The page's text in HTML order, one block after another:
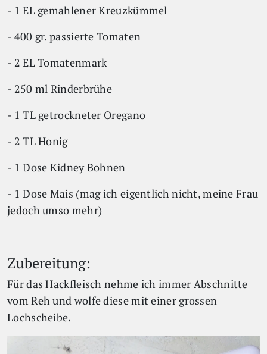
- 1 EL gemahlener Kreuzkümmel
- 400 gr. passierte Tomaten
- 2 EL Tomatenmark
- 250 ml Rinderbrühe
- 1 TL getrockneter Oregano
- 2 TL Honig
- 1 Dose Kidney Bohnen
- 1 Dose Mais (mag ich eigentlich nicht, meine Frau
jedoch umso mehr)
Zubereitung:
Für das Hackfleisch nehme ich immer Abschnitte
vom Reh und wolfe diese mit einer grossen
Lochscheibe.